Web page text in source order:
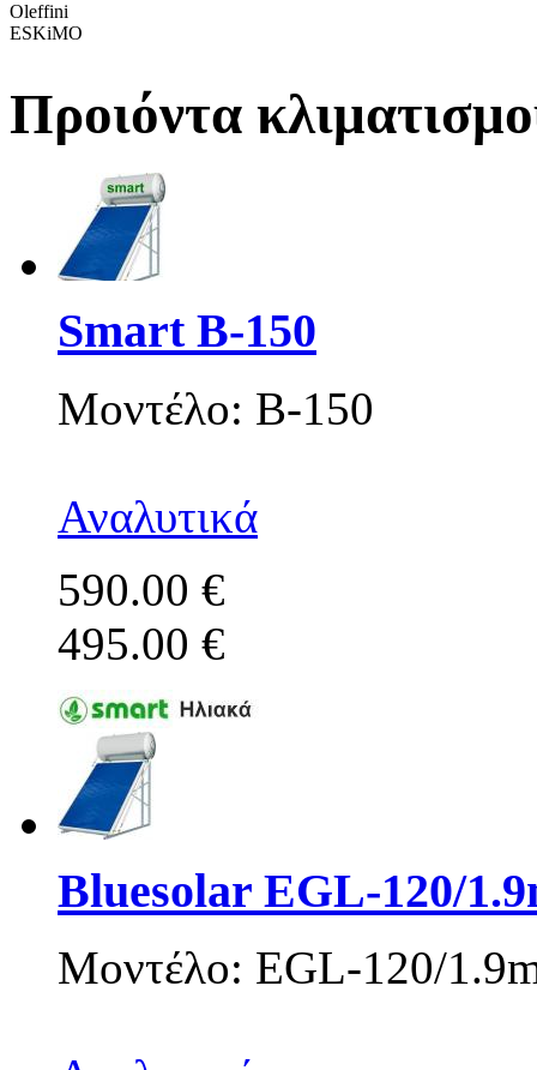
Oleffini
ESKiMO
Προιόντα
Smart Β-150
Μοντέλο: B-150
Αναλυτικά
590.00 €
495.00 €
Bluesolar EGL-120/
Μοντέλο: EGL-120/